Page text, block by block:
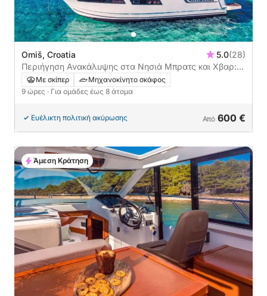
Omiš, Croatia 5.0(28)
Περιήγηση Ανακάλυψης στα Νησιά Μπρατς και Χβαρ:
Μικρή Γαλάζια Σπηλιά, Κρυμμένοι Κόλποι &
Εμβληματικά Σημεία (Ολοήμερη)
Με σκίπερ
Μηχανοκίνητο σκάφος
9 ώρες · Για ομάδες έως 8 άτομα
Ευέλικτη πολιτική ακύρωσης Από 600 €
Άμεση Κράτηση